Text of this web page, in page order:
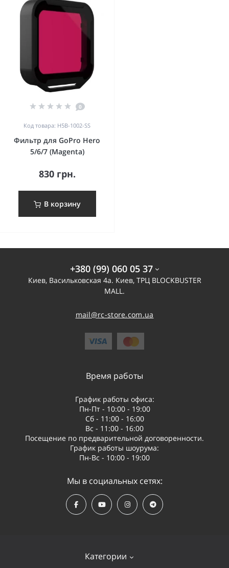
0
Код товара: H5B-1002-SS
Фильтр для GoPro Hero
5/6/7 (Magenta)
830 грн.
В корзину
+380 (99) 060 05 37
Киев, Васильковская 4а. Киев, ТРЦ BLOCKBUSTER
MALL.
mail@rc-store.com.ua
Категории
Время работы
График работы офиса:
Пн-Пт - 10:00 - 19:00
Сб - 11:00 - 16:00
Вс - 11:00 - 16:00
Посещение по предварительной договоренности.
График работы шоурума:
Пн-Вс - 10:00 - 19:00
Мы в социальных сетях: